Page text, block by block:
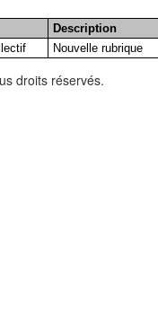
Description
Nouvelle rubrique
droits réservés.